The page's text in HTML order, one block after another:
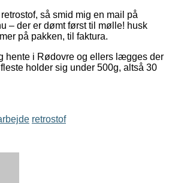
så smid mig en mail på
– der er dømt først til mølle! husk
på pakken, til faktura.
hente i Rødovre og ellers lægges der
holder sig under 500g, altså 30
retrostof